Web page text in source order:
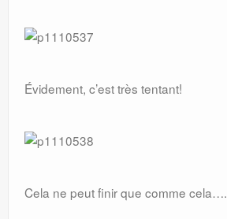
Évidement, c’est très tentant!
Cela ne peut finir que comme cela….